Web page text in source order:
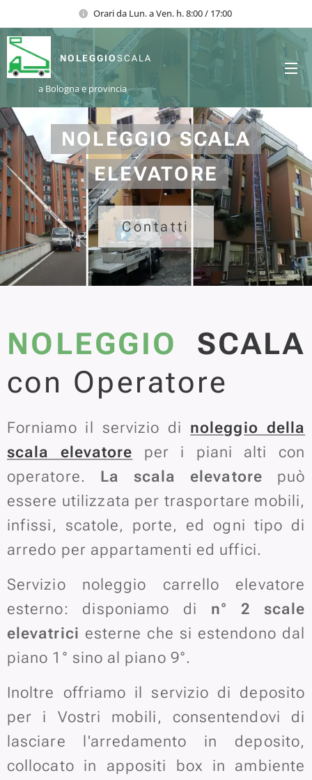
Orari da Lun. a Ven. h. 8:00 / 17:00
NOLEGGIOSCALA
a Bologna e provincia
NOLEGGIO SCALA
ELEVATORE
Contatti
NOLEGGIO
SCALA
con Operatore
Forniamo il servizio di noleggio della
scala elevatore per i piani alti con
operatore. La scala elevatore può
essere utilizzata per trasportare mobili,
infissi, scatole, porte, ed ogni tipo di
arredo per appartamenti ed uffici.
Servizio noleggio carrello elevatore
esterno: disponiamo di n° 2 scale
elevatrici esterne che si estendono dal
piano 1° sino al piano 9°.
Inoltre offriamo il servizio di deposito
per i Vostri mobili, consentendovi di
lasciare l'arredamento in deposito,
collocato in appositi box in ambiente